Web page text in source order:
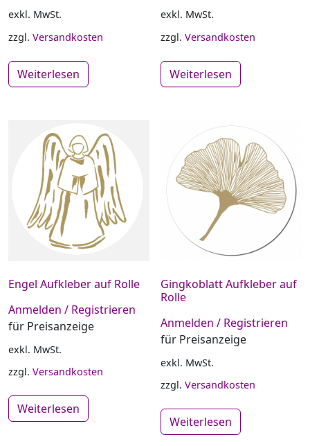
exkl. MwSt.
zzgl. Versandkosten
Weiterlesen
exkl. MwSt.
zzgl.Versandkosten
Weiterlesen
Engel Aufkleber auf Rolle
Anmelden / Registrieren
für Preisanzeige
exkl. MwSt.
zzgl. Versandkosten
Weiterlesen
Gingkoblatt Aufkleber auf
Rolle
Anmelden / Registrieren
für Preisanzeige
exkl. MwSt.
zzgl.Versandkosten
Weiterlesen